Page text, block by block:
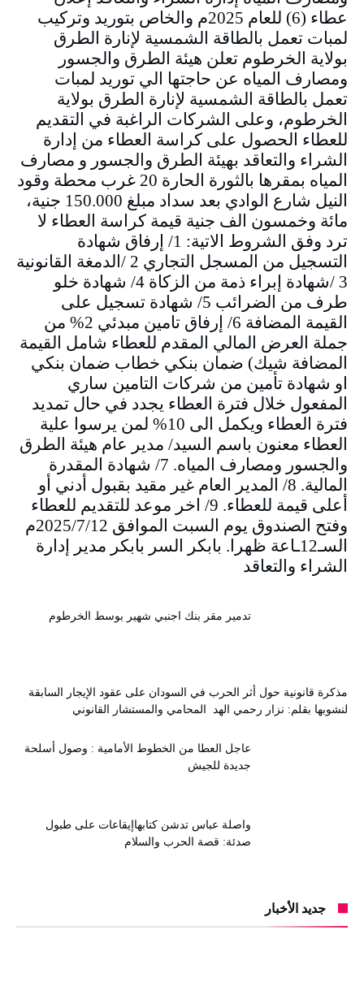
عطاء (6) للعام 2025م والخاص بتوريد وتركيب
لمبات تعمل بالطاقة الشمسية لإنارة الطرق
بولاية الخرطوم تعلن هيئة الطرق والجسور
ومصارف المياه عن حاجتها الي توريد لمبات
تعمل بالطاقة الشمسية لإنارة الطرق بولاية
الخرطوم، وعلى الشركات الراغبة في التقديم
للعطاء الحصول على كراسة العطاء من إدارة
الشراء والتعاقد بهيئة الطرق والجسور و مصارف
المياه بمقرها بالثورة الحارة 20 غرب محطة وقود
النيل شارع الوادي بعد سداد مبلغ 150.000 جنية،
مائة وخمسون الف جنية قيمة كراسة العطاء لا
ترد وفق الشروط الاتية: 1/ إرفاق شهادة
التسجيل من المسجل التجاري 2 /الدمغة القانونية
3 /شهادة إبراء ذمة من الزكاة 4/ شهادة خلو
طرف من الضرائب 5/ شهادة تسجيل على
القيمة المضافة 6/ إرفاق تامين مبدئي 2% من
جملة العرض المالي المقدم للعطاء شامل القيمة
المضافة شيك) ضمان بنكي خطاب ضمان بنكي
او شهادة تأمين من شركات التامين ساري
المفعول خلال فترة العطاء يجدد في حال تمديد
فترة العطاء ويكمل الى 10% لمن يرسوا علية
العطاء معنون باسم السيد/ مدير عام هيئة الطرق
والجسور ومصارف المياه. 7/ شهادة المقدرة
المالية. 8/ المدير العام غير مقيد بقبول أدني أو
أعلى قيمة للعطاء. 9/ اخر موعد للتقديم للعطاء
وفتح الصندوق يوم السبت الموافق 2025/7/12م
السـ12ـاعة ظهرا. بابكر السر بابكر مدير إدارة
الشراء والتعاقد
تدمير مقر بنك اجنبي شهير بوسط الخرطوم
مذكرة قانونية حول أثر الحرب في السودان على عقود الإيجار السابقة
لنشوبها بقلم: نزار رحمي الهد المحامي والمستشار القانوني
عاجل العطا من الخطوط الأمامية : وصول أسلحة
جديدة للجيش
واصلة عباس تدشن كتابهاإيقاعات على طبول
صدئة: قصة الحرب والسلام
جديد الأخبار